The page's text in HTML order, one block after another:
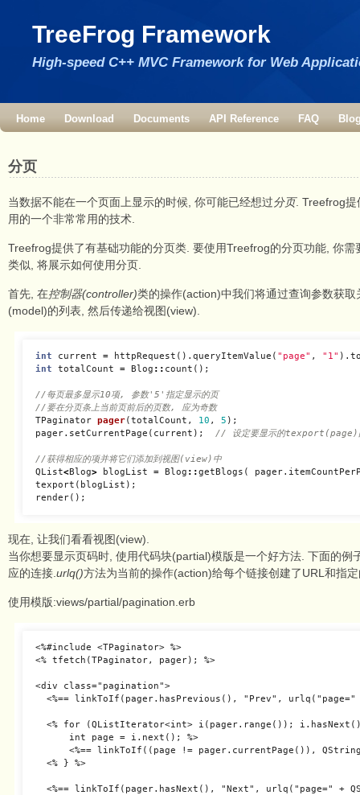
TreeFrog Framework
High-speed C++ MVC Framework for Web
Home Download Documents API Reference FAQ
分页
当数据不能在一个页面上显示的时候, 你可能已经想过分页. Treefrog提
用的一个非常常用的技术.
Treefrog提供了有基础功能的分页类. 要使用Treefrog的分页功能, 你需
类似, 将展示如何使用分页.
首先, 在控制器(controller)类的操作(action)中我们将通过查询参数获
(model)的列表, 然后传递给视图(view).
int current = httpRequest (). queryItemValue ( "page" , "1" ).
int
totalCount = Blog :: count ();
//每页最多显示10项, 参数'5'指定显示的页
//要在分页条上当前页前后的页数, 应为奇数
TPaginator pager(totalCount , 10 , 5 );
pager. setCurrentPage ( current ); // 设定要显示的texport(page)
//获得相应的项并将它们添加到视图(view)中
QList<Blog> blogList = Blog ::getBlogs ( pager.
texport ( blogList );
render();
现在, 让我们看看视图(view).
当你想要显示页码时, 使用代码块(partial)模版是一个好方法. 下面的例
应的连接. urlq()方法为当前的操作(action)给每个链接创建了URL和指
使用模版:views/partial/pagination.erb
<%#include <TPaginator> %>
<% tfetch(TPaginator, pager); %>
<div class="pagination">
<%== linkToIf(pager.hasPrevious(), "Prev",
<% for (QListIterator<int> i(pager.range());
      int page = i.next(); %>
<%== linkToIf((page != pager.currentPage()),
  <% } %>
<%== linkToIf(pager.hasNext(), "Next", urlq("page=" +